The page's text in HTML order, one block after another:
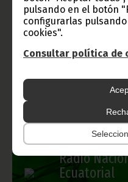
pulsando en el botón
configurarlas
cookies".
Consultar política de
Información
Radio
Ecuatorial